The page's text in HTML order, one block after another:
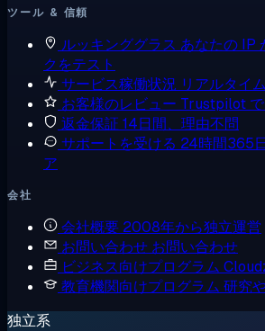
ツール & 信頼
ルッキンググラス あなたの IP
クをテスト
サービス稼働状況 リアルタイ
お客様のレビュー Trustpilot
返金保証 14日間、理由不問
サポートを受ける 24時間365
ア
会社
会社概要 2008年から独立運営
お問い合わせ お問い合わせ
ビジネス向けプログラム
教育機関向けプログラム 研究
独立系